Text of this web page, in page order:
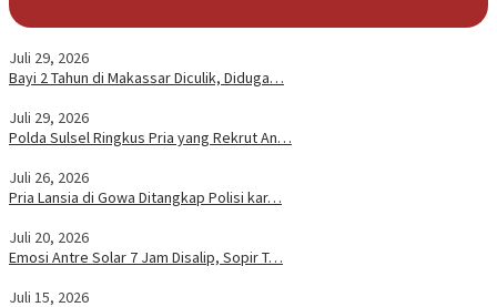
Juli 29, 2026
Bayi 2 Tahun di Makassar Diculik, Diduga…
Juli 29, 2026
Polda Sulsel Ringkus Pria yang Rekrut An…
Juli 26, 2026
Pria Lansia di Gowa Ditangkap Polisi kar…
Juli 20, 2026
Emosi Antre Solar 7 Jam Disalip, Sopir T…
Juli 15, 2026